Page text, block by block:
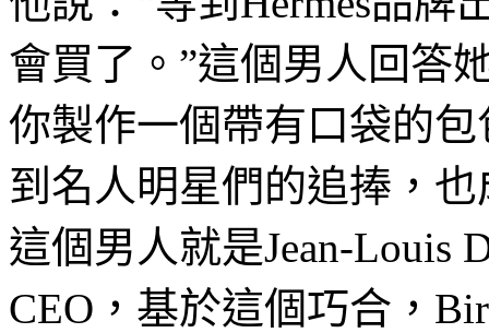
會買了。”這個男人回答
你製作一個帶有口袋的
到名人明星們的追捧，
這個男人就是Jean-Louis
CEO，基於這個巧合，